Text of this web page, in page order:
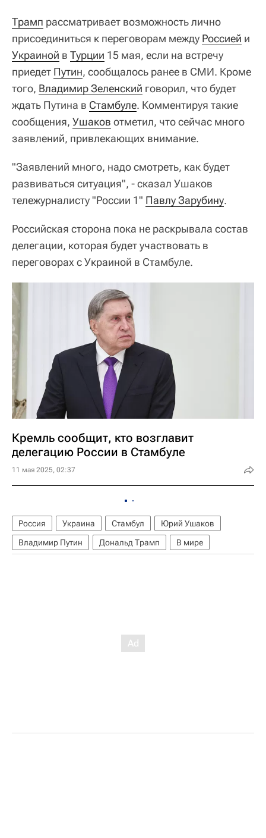
Трамп рассматривает возможность лично
присоединиться к переговорам между Россией и
Украиной в Турции 15 мая, если на встречу
приедет Путин, сообщалось ранее в СМИ. Кроме
того, Владимир Зеленский говорил, что будет
ждать Путина в Стамбуле. Комментируя такие
сообщения, Ушаков отметил, что сейчас много
заявлений, привлекающих внимание.
"Заявлений много, надо смотреть, как будет
развиваться ситуация", - сказал Ушаков
тележурналисту "России 1" Павлу Зарубину.
Российская сторона пока не раскрывала состав
делегации, которая будет участвовать в
переговорах с Украиной в Стамбуле.
Кремль сообщит, кто возглавит
делегацию России в Стамбуле
11 мая 2025, 02:37
Россия Украина Стамбул
Юрий Ушаков
Владимир Путин
Дональд Трамп В мире